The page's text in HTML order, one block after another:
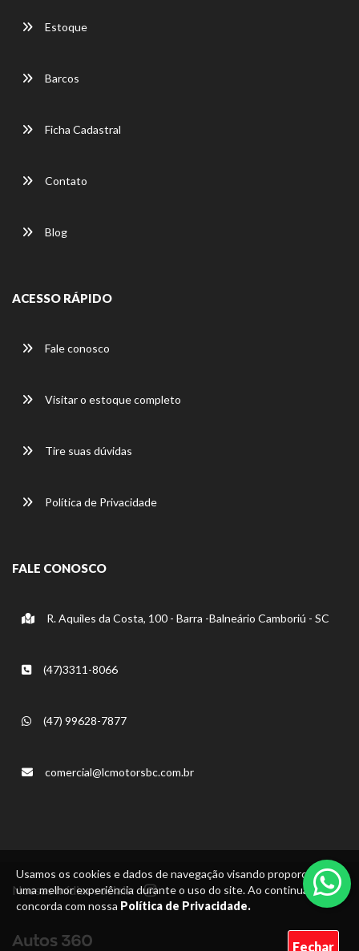
Usamos os cookies e dados de navegação visando proporcionar
uma melhor experiência durante o uso do site. Ao continuar, você
concorda com nossa Política de Privacidade.
Fechar
Estoque
Barcos
Ficha Cadastral
Contato
Blog
ACESSO RÁPIDO
Fale conosco
Visitar o estoque completo
Tire suas dúvidas
Política de Privacidade
FALE CONOSCO
R. Aquiles da Costa, 100 - Barra -Balneário Camboriú - SC
(47)3311-8066
(47) 99628-7877
comercial@lcmotorsbc.com.br
Nossas mídias sociais: